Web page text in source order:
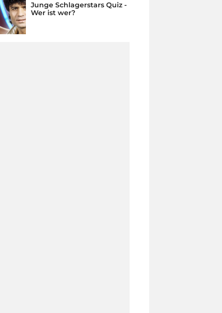
Junge Schlagerstars Quiz -
Wer ist wer?